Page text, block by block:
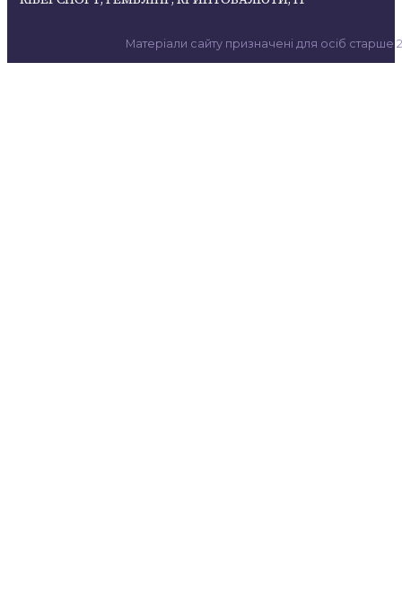
Матеріали сайту призначені для осіб старше